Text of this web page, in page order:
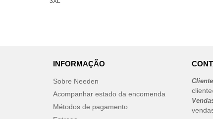
INFORMAÇÃO
Sobre Needen
Acompanhar estado da encomenda
Métodos de pagamento
Cliente